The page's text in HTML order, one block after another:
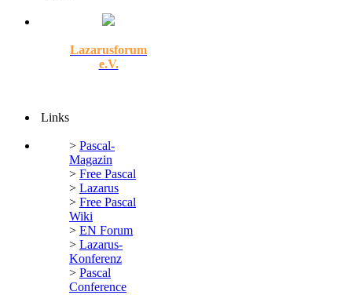
Lazarusforum
e.V.
Links
> Pascal-
Magazin
> Free Pascal
> Lazarus
> Free Pascal
Wiki
> EN Forum
> Lazarus-
Konferenz
> Pascal
Conference